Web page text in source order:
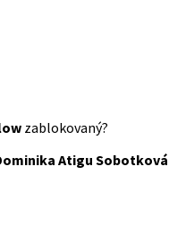
zablokovaný?
Atigu Sobotková